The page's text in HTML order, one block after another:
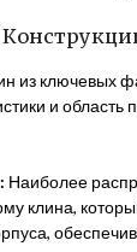
из ключевых
и область
Наиболее
клина,